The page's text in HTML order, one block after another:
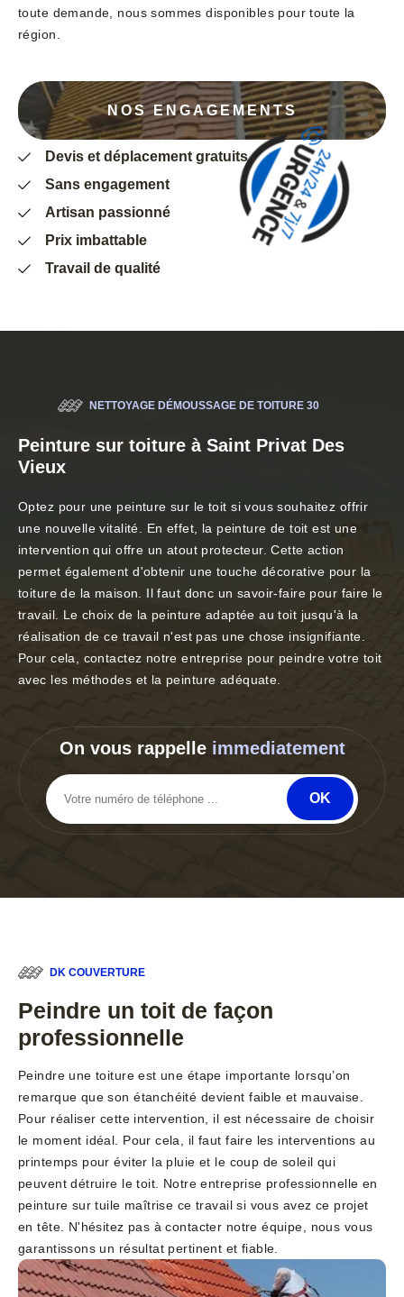
toute demande, nous sommes disponibles pour toute la
région.
NOS ENGAGEMENTS
Devis et déplacement gratuits
Sans engagement
Artisan passionné
Prix imbattable
Travail de qualité
NETTOYAGE DÉMOUSSAGE DE TOITURE 30
Peinture sur toiture à Saint Privat Des
Vieux
Optez pour une peinture sur le toit si vous souhaitez offrir
une nouvelle vitalité. En effet, la peinture de toit est une
intervention qui offre un atout protecteur. Cette action
permet également d'obtenir une touche décorative pour la
toiture de la maison. Il faut donc un savoir-faire pour faire le
travail. Le choix de la peinture adaptée au toit jusqu'à la
réalisation de ce travail n'est pas une chose insignifiante.
Pour cela, contactez notre entreprise pour peindre votre toit
avec les méthodes et la peinture adéquate.
On vous rappelle immediatement
DK COUVERTURE
Peindre un toit de façon
professionnelle
Peindre une toiture est une étape importante lorsqu’on
remarque que son étanchéité devient faible et mauvaise.
Pour réaliser cette intervention, il est nécessaire de choisir
le moment idéal. Pour cela, il faut faire les interventions au
printemps pour éviter la pluie et le coup de soleil qui
peuvent détruire le toit. Notre entreprise professionnelle en
peinture sur tuile maîtrise ce travail si vous avez ce projet
en tête. N'hésitez pas à contacter notre équipe, nous vous
garantissons un résultat pertinent et fiable.